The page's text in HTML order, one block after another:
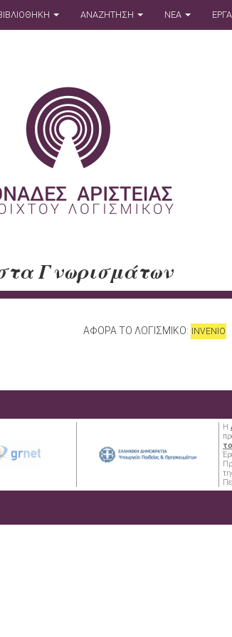
ΑΝΑΖΗΤΗΣΗ ΝΕΑ
Γνωρισμάτων
ΑΦΟΡΑ ΤΟ ΛΟΓΙΣΜΙΚΟ: INVENIO
Η